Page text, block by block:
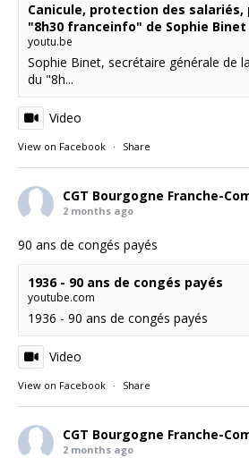
Canicule, protection des salariés,
"8h30 franceinfo" de Sophie Binet
youtu.be
Sophie Binet, secrétaire générale de
du "8h...
Video
View on Facebook · Share
CGT Bourgogne Franche-
2 months ago
90 ans de congés payés
1936 - 90 ans de congés payés
youtube.com
1936 - 90 ans de congés payés
Video
View on Facebook · Share
CGT Bourgogne Franche-
2 months ago